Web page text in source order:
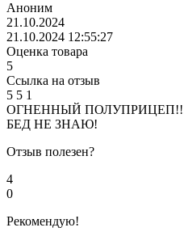
Аноним
21.10.2024
21.10.2024 12:55:27
Оценка товара
5
Ссылка на отзыв
5 5 1
ОГНЕННЫЙ
БЕД НЕ ЗНАЮ!
Отзыв полезен?
4
0
Рекомендую!